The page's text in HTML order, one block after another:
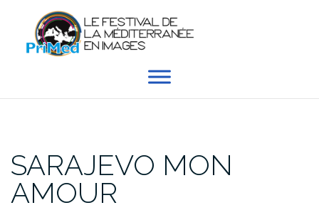
contenu
SARAJEVO MON
AMOUR